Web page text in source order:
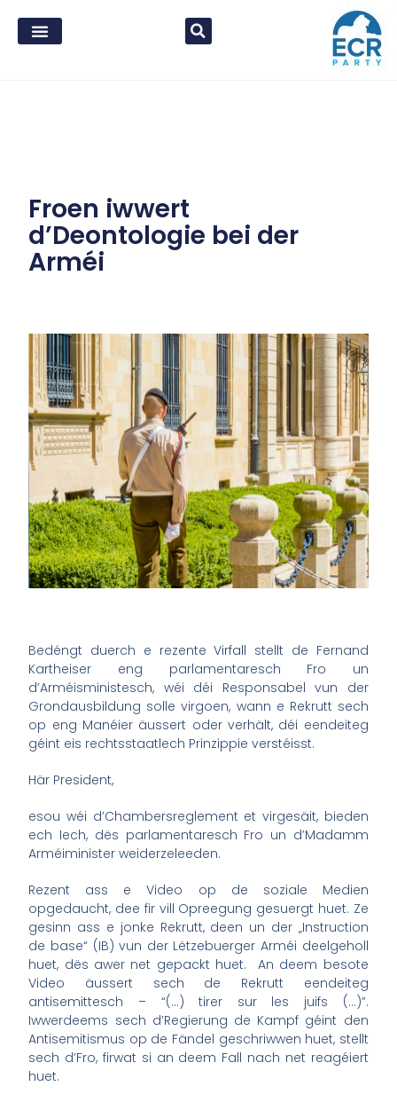
Froen iwwert
d’Deontologie bei der
Arméi
Bedéngt duerch e rezente Virfall stellt de Fernand
Kartheiser eng parlamentaresch Fro un
d’Arméisministesch, wéi déi Responsabel vun der
Grondausbildung solle virgoen, wann e Rekrutt sech
op eng Manéier äussert oder verhält, déi eendeiteg
géint eis rechtsstaatlech Prinzippie verstéisst.
Här President,
esou wéi d’Chambersreglement et virgesäit, bieden
ech Iech, dës parlamentaresch Fro un d’Madamm
Arméiminister weiderzeleeden.
Rezent ass e Video op de soziale Medien
opgedaucht, dee fir vill Opreegung gesuergt huet. Ze
gesinn ass e jonke Rekrutt, deen un der „Instruction
de base“ (IB) vun der Lëtzebuerger Arméi deelgeholl
huet, dës awer net gepackt huet. An deem besote
Video äussert sech de Rekrutt eendeiteg
antisemittesch – “(…) tirer sur les juifs (…)”.
Iwwerdeems sech d’Regierung de Kampf géint den
Antisemitismus op de Fändel geschriwwen huet, stellt
sech d’Fro, firwat si an deem Fall nach net reagéiert
huet.